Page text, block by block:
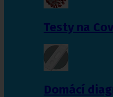
Testy na
Domácí